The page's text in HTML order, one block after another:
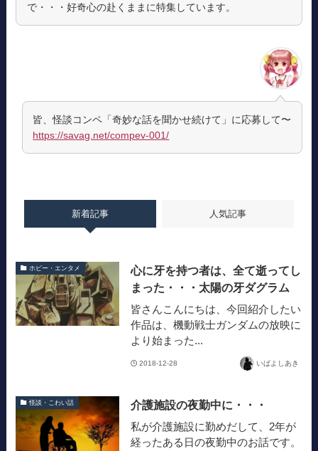
で・・・好奇心の赴くままに特集しています。
皆、怪談コンペ「奇妙な話を聞かせ続けて」に応募して〜
https://savag.net/compev-001/
新着記事 人気記事
ホビー・エンタメ
心に牙を持つ者は、全て逝ってし
まった・・・太陽の牙ダグラム
皆さんこんにちは、今回紹介したい
作品は、機動戦士ガンダムの放映に
より始まった...
2018-12-28 いばよしあき
怪談・こわい話 介護施設の夜勤中に・・・
私が介護施設に勤めだして、2年が
経ったある日の夜勤中のお話です。